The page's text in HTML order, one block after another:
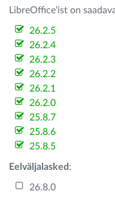
LibreOffice'ist on
26.2.5
26.2.4
26.2.3
26.2.2
26.2.1
26.2.0
25.8.7
25.8.6
25.8.5
Eelväljalasked :
26.8.0